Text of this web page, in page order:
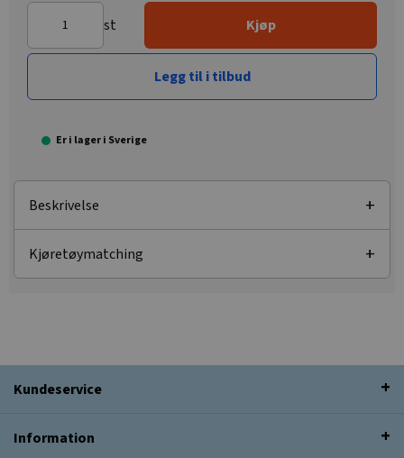
st Kjøp
Legg til i tilbud
Er i lager i Sverige
Beskrivelse
Kjøretøymatching
Kundeservice
Information